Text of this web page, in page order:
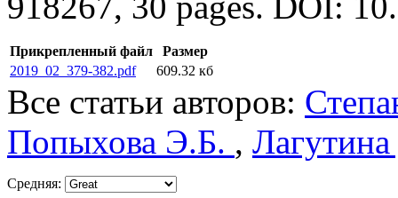
Прикрепленный файл
Размер
2019_02_379-382.pdf
609.32 кб
Все статьи авторов:
Попыхова Э.Б. ,
Средняя: